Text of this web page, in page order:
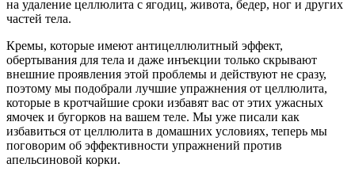
на удаление целлюлита с ягодиц, живота, бедер, ног и других
частей тела.
Кремы, которые имеют антицеллюлитный эффект,
обертывания для тела и даже инъекции только скрывают
внешние проявления этой проблемы и действуют не сразу,
поэтому мы подобрали лучшие упражнения от целлюлита,
которые в кротчайшие сроки избавят вас от этих ужасных
ямочек и бугорков на вашем теле. Мы уже писали как
избавиться от целлюлита в домашних условиях, теперь мы
поговорим об эффективности упражнений против
апельсиновой корки.